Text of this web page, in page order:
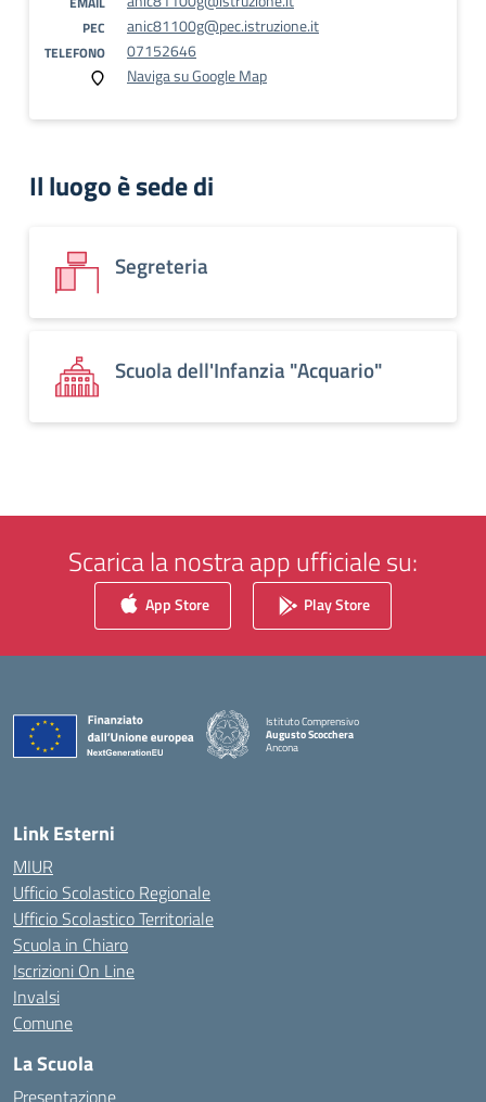
PEC anic81100g@pec.istruzione.it
TELEFONO
07152646
Naviga su Google Map
Il luogo è sede di
Segreteria
Scuola dell'Infanzia "Acquario"
Scarica la nostra app ufficiale su:
App Store Play Store
Istituto Comprensivo
Augusto Scocchera
Ancona
Link Esterni
MIUR
Ufficio Scolastico Regionale
Ufficio Scolastico Territoriale
Scuola in Chiaro
Iscrizioni On Line
Invalsi
Comune
La Scuola
Presentazione